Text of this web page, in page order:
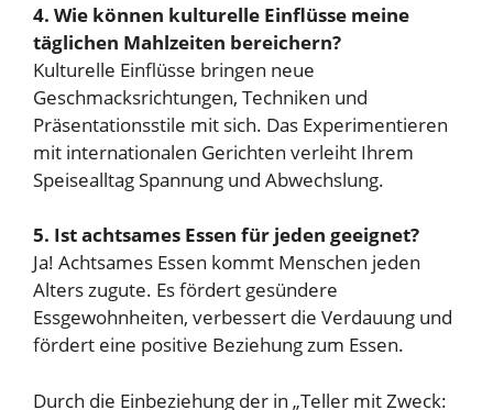
4. Wie können kulturelle Einflüsse meine
täglichen Mahlzeiten bereichern?
Kulturelle Einflüsse bringen neue
Geschmacksrichtungen, Techniken und
Präsentationsstile mit sich. Das Experimentieren
mit internationalen Gerichten verleiht Ihrem
Speisealltag Spannung und Abwechslung.
5. Ist achtsames Essen für jeden geeignet?
Ja! Achtsames Essen kommt Menschen jeden
Alters zugute. Es fördert gesündere
Essgewohnheiten, verbessert die Verdauung und
fördert eine positive Beziehung zum Essen.
Durch die Einbeziehung der in „Teller mit Zweck: